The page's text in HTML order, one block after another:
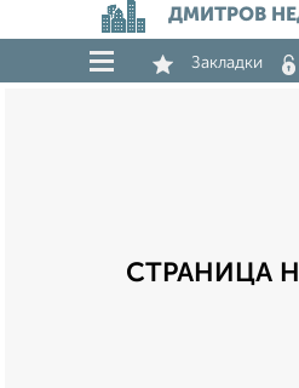
ДМИТРОВ
Закладки
СТРАНИЦА